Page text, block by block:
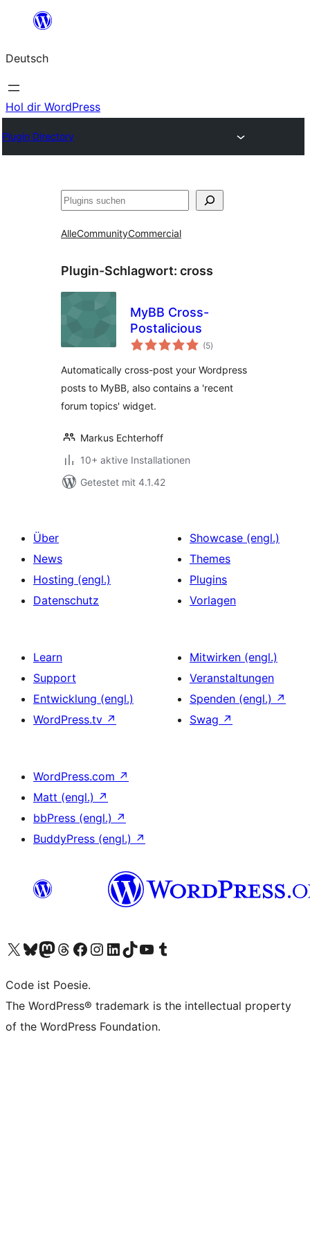
springen
Deutsch
Hol dir WordPress
Plugin Directory
Suchen
AlleCommunityCommercial
Plugin-Schlagwort: cross
MyBB Cross-
Postalicious
(5Bewertungen
insgesamt
)
Automatically cross-post your Wordpress
posts to MyBB, also contains a 'recent
forum topics' widget.
Markus Echterhoff
10+ aktive Installationen
Getestet mit 4.1.42
Über
News
Hosting (engl.)
Datenschutz
Showcase (engl.)
Themes
Plugins
Vorlagen
Learn
Support
Entwicklung (engl.)
WordPress.tv ↗
Mitwirken (engl.)
Veranstaltungen
Spenden (engl.) ↗
Swag ↗
WordPress.com ↗
Matt (engl.) ↗
bbPress (engl.) ↗
BuddyPress (engl.) ↗
Unser X-Konto (früher Twitter) besuchen
Unser Bluesky-Konto besuchen
Unser Mastodon-Konto besuchen
Unser Threads-Konto besuchen
Unsere Facebook-Seite besuchen
Unser Instagram-Konto besuchen
Unser LinkedIn-Konto besuchen
Unser TikTok-Konto besuchen
Unseren YouTube-Kanal besuchen
Unser Tumblr-Konto besuchen
Code ist Poesie.
The WordPress® trademark is the intellectual property
of the WordPress Foundation.